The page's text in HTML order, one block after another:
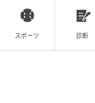
スポーツ 診断